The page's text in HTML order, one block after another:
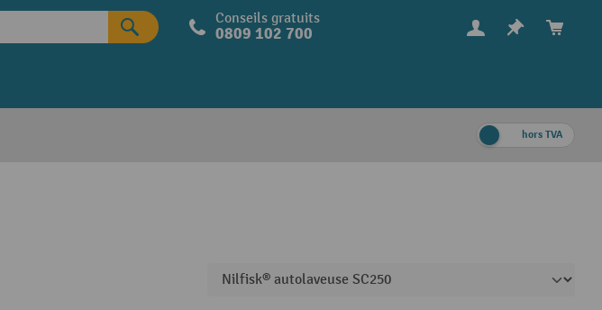
Conseils gratuits
0809 102 700
hors TVA